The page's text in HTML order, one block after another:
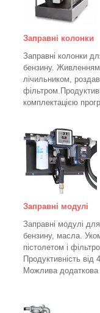
Заправні колонки
Заправні колонки
бензину.
лічильником,
фільтром.
комплектацією
Заправні модулі
Заправні модулі
бензину, масла.
пістолетом і
Продуктивність від
Можлива додаткова